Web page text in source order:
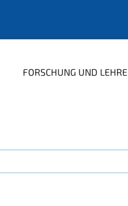
FORSCHUNG UND LEHRE